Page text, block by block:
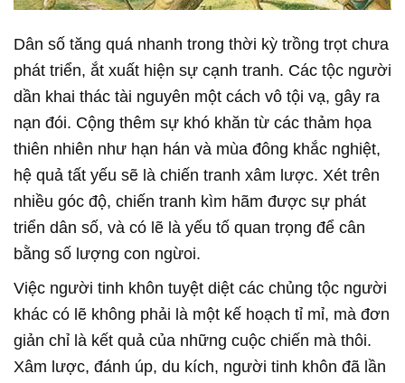
Dân số tăng quá nhanh trong thời kỳ trồng trọt chưa
phát triển, ắt xuất hiện sự cạnh tranh. Các tộc người
dần khai thác tài nguyên một cách vô tội vạ, gây ra
nạn đói. Cộng thêm sự khó khăn từ các thảm họa
thiên nhiên như hạn hán và mùa đông khắc nghiệt,
hệ quả tất yếu sẽ là chiến tranh xâm lược. Xét trên
nhiều góc độ, chiến tranh kìm hãm được sự phát
triển dân số, và có lẽ là yếu tố quan trọng để cân
bằng số lượng con ngừoi.
Việc người tinh khôn tuyệt diệt các chủng tộc người
khác có lẽ không phải là một kế hoạch tỉ mỉ, mà đơn
giản chỉ là kết quả của những cuộc chiến mà thôi.
Xâm lược, đánh úp, du kích, người tinh khôn đã lần